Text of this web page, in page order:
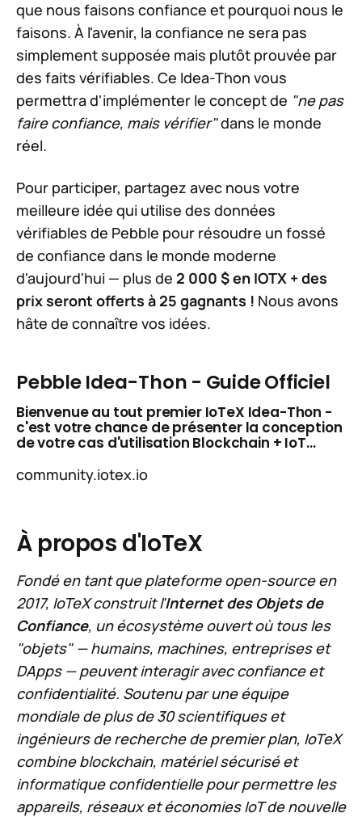
que nous faisons confiance et pourquoi nous le
faisons. À l'avenir, la confiance ne sera pas
simplement supposée mais plutôt prouvée par
des faits vérifiables. Ce Idea-Thon vous
permettra d'implémenter le concept de "ne pas
faire confiance, mais vérifier"dans le monde
réel.
Pour participer, partagez avec nous votre
meilleure idée qui utilise des données
vérifiables de Pebble pour résoudre un fossé
de confiance dans le monde moderne
d'aujourd'hui — plus de 2 000 $ en IOTX + des
prix seront offerts à 25 gagnants ! Nous avons
hâte de connaître vos idées.
Pebble Idea-Thon - Guide Officiel
Bienvenue au tout premier IoTeX Idea-Thon -
c'est votre chance de présenter la conception
de votre cas d'utilisation Blockchain + IoT…
community.iotex.io
À propos d'IoTeX
Fondé en tant que plateforme open-source en
2017, IoTeX construit l'Internet des Objets de
Confiance, un écosystème ouvert où tous les
"objets" — humains, machines, entreprises et
DApps — peuvent interagir avec confiance et
confidentialité. Soutenu par une équipe
mondiale de plus de 30 scientifiques et
ingénieurs de recherche de premier plan, IoTeX
combine blockchain, matériel sécurisé et
informatique confidentielle pour permettre les
appareils, réseaux et économies IoT de nouvelle